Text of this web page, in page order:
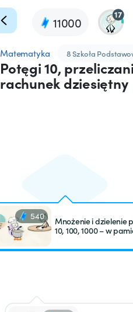
11000
17
Matematyka 8 Szkoła
Potęgi 10,
rachunek dziesiętny
540
Mnożenie i dzielenie
10, 100, 1000 – w